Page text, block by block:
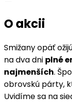
O akcii
Smižany opäť
na dva dni plné
najmenších.
obrovskú párty,
Uvidíme sa na